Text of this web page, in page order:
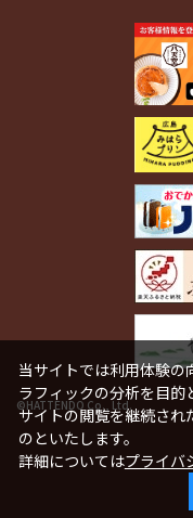
©HATTENDO Co., Ltd.
当サイトでは利用体験の
ラフィックの分析を目
サイトの閲覧を継続さ
のといたします。
詳細についてはプライバ